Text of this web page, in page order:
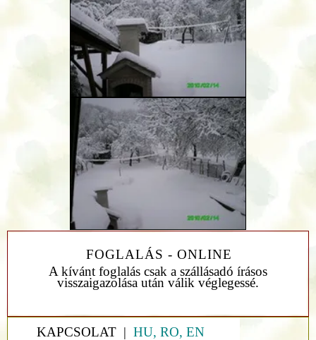
FOGLALÁS - ONLINE
A kívánt foglalás csak a szállásadó írásos
visszaigazolása után válik véglegessé.
KAPCSOLAT | HU, RO, EN